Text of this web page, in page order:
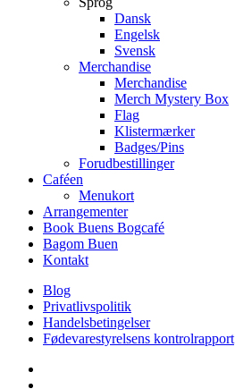
Dansk
Engelsk
Svensk
Merchandise
Merchandise
Merch Mystery Box
Flag
Klistermærker
Badges/Pins
Forudbestillinger
Caféen
Menukort
Arrangementer
Book Buens Bogcafé
Bagom Buen
Kontakt
Blog
Privatlivspolitik
Handelsbetingelser
Fødevarestyrelsens kontrolrapport